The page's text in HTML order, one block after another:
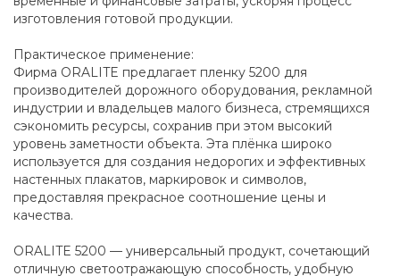
изготовления готовой продукции.
Практическое применение:
Фирма ORALITE предлагает пленку 5200 для
производителей дорожного оборудования, рекламной
индустрии и владельцев малого бизнеса, стремящихся
сэкономить ресурсы, сохранив при этом высокий
уровень заметности объекта. Эта плёнка широко
используется для создания недорогих и эффективных
настенных плакатов, маркировок и символов,
предоставляя прекрасное соотношение цены и
качества.
ORALITE 5200 — универсальный продукт, сочетающий
отличную светоотражающую способность, удобную